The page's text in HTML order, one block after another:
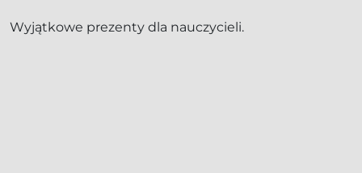
Wyjątkowe prezenty dla nauczycieli.